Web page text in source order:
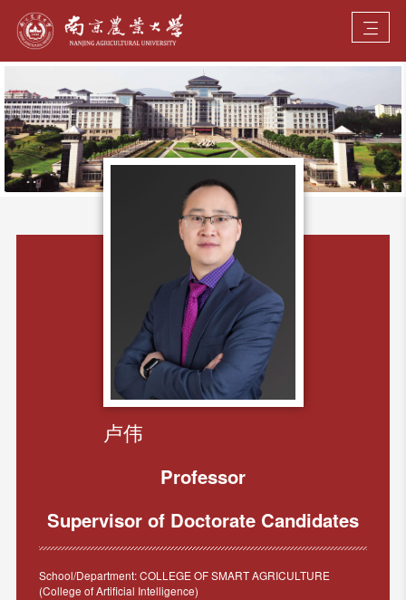
卢伟
Professor
Supervisor of Doctorate Candidates
School/Department: COLLEGE OF SMART AGRICULTURE
(College of Artificial Intelligence)